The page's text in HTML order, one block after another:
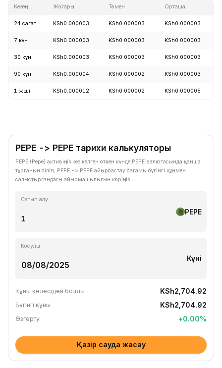
Кезең Жоғары Төмен Орташа
24 сағат KSh0.000003 KSh0.000003 KSh0.000003
7 күн KSh0.000003 KSh0.000003 KSh0.000003
30 күн KSh0.000003 KSh0.000003 KSh0.000003
90 күн KSh0.000004 KSh0.000002 KSh0.000003
1 жыл KSh0.000012 KSh0.000002 KSh0.000005
PEPE -> PEPE тарихи калькуляторы
PEPE (Pepe) активіңіз кез келген өткен күнде PEPE валютасында қанша
тұрғанын біліп, PEPE -> PEPE айырбастау бағамы бүгінгі құнмен
салыстырғандағы айырмашылығын көріңіз.
Сатып алу
PEPE
Қосулы
Күні
Құны келесідей болды KSh2,704.92
Бүгінгі құны KSh2,704.92
Өзгерту +0.00%
Қазір сауда жасау